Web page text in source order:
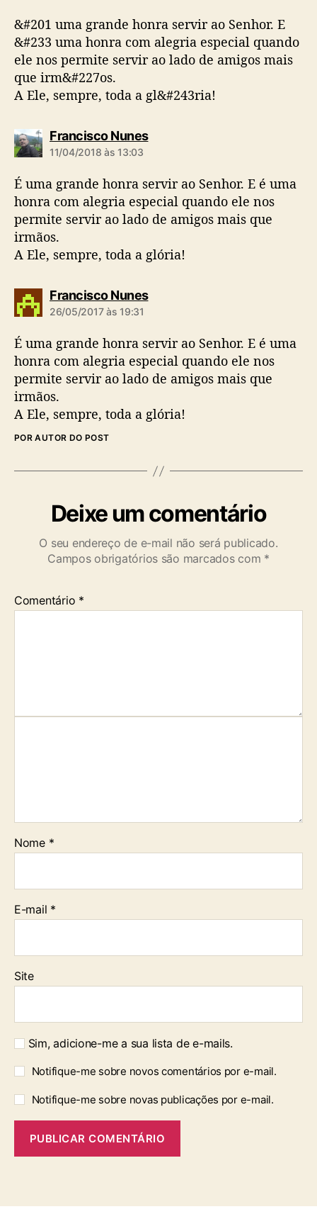
&#201 uma grande honra servir ao Senhor. E
&#233 uma honra com alegria especial quando
ele nos permite servir ao lado de amigos mais
que irm&#227os.
A Ele, sempre, toda a gl&#243ria!
Francisco Nunesd
11/04/2018 às 13:03
É uma grande honra servir ao Senhor. E é uma
honra com alegria especial quando ele nos
permite servir ao lado de amigos mais que
irmãos.
A Ele, sempre, toda a glória!
Francisco Nunesd
26/05/2017 às 19:31
É uma grande honra servir ao Senhor. E é uma
honra com alegria especial quando ele nos
permite servir ao lado de amigos mais que
irmãos.
A Ele, sempre, toda a glória!
POR AUTOR DO POST
Deixe um comentário
O seu endereço de e-mail não será publicado.
Campos obrigatórios são marcados com *
Comentário *
Nome *
E-mail *
Site
Sim, adicione-me a sua lista de e-mails.
Notifique-me sobre novos comentários por e-mail.
Notifique-me sobre novas publicações por e-mail.